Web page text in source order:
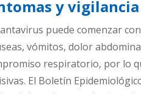
y
puede comenzar
vómitos, dolor
respiratorio, por lo
El Boletín